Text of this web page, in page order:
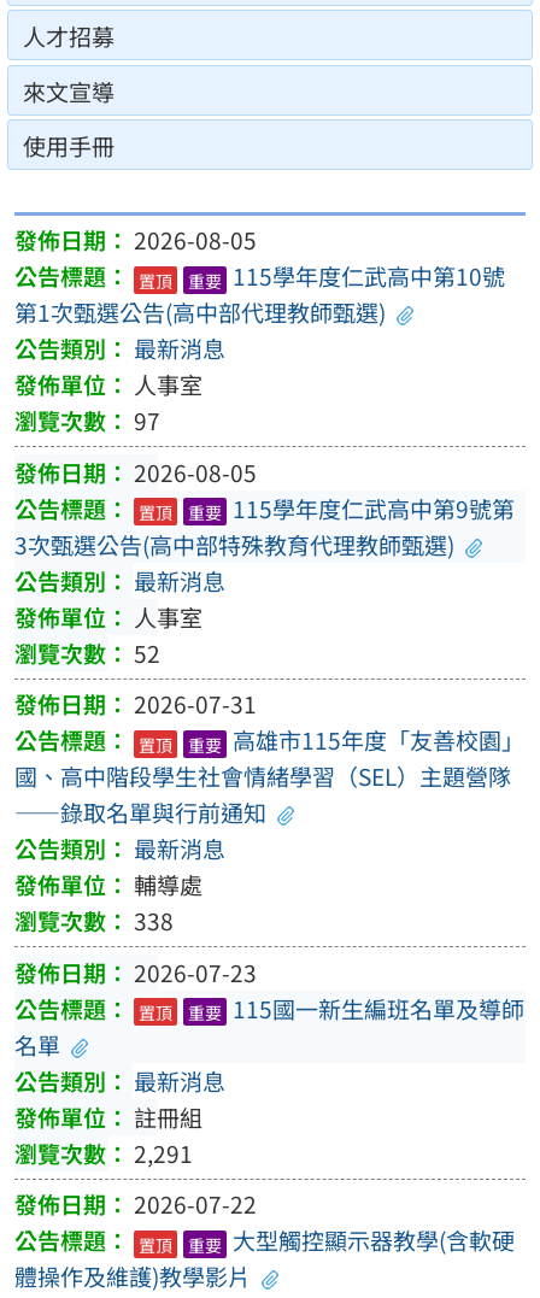
人才招募
來文宣導
使用手冊
2026-08-05
置頂 重要 115學年度仁武高中第10號
第1次甄選公告(高中部代理教師甄選)
最新消息
人事室
97
2026-08-05
置頂 重要 115學年度仁武高中第9號第
3次甄選公告(高中部特殊教育代理教師甄選)
最新消息
人事室
52
2026-07-31
置頂 重要 高雄市115年度「友善校園」
國、高中階段學生社會情緒學習（SEL）主題營隊
——錄取名單與行前通知
最新消息
輔導處
338
2026-07-23
置頂 重要 115國一新生編班名單及導師
名單
最新消息
註冊組
2,291
2026-07-22
置頂 重要 大型觸控顯示器教學(含軟硬
體操作及維護)教學影片